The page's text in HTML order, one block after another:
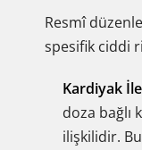
Resmî
spesifik ciddi
Kardiyak
doza bağlı
ilişkilidir.